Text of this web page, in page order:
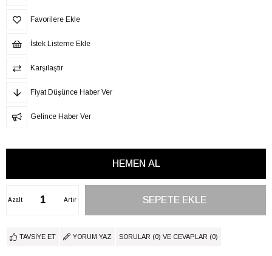
Favorilere Ekle
İstek Listeme Ekle
Karşılaştır
Fiyat Düşünce Haber Ver
Gelince Haber Ver
Artır
Azalt
TAVSIYE ET YORUM YAZ SORULAR (0) VE CEVAPLAR (0)